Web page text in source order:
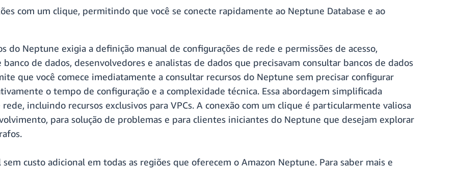
com um clique, permitindo que você se conecte rapidamente ao Neptune Database e ao
do Neptune exigia a definição manual de configurações de rede e permissões de acesso,
de dados, desenvolvedores e analistas de dados que precisavam consultar bancos de dados
que você comece imediatamente a consultar recursos do Neptune sem precisar configurar
o tempo de configuração e a complexidade técnica. Essa abordagem simplificada
incluindo recursos exclusivos para VPCs. A conexão com um clique é particularmente valiosa
para solução de problemas e para clientes iniciantes do Neptune que desejam explorar
custo adicional em todas as regiões que oferecem o Amazon Neptune. Para saber mais e